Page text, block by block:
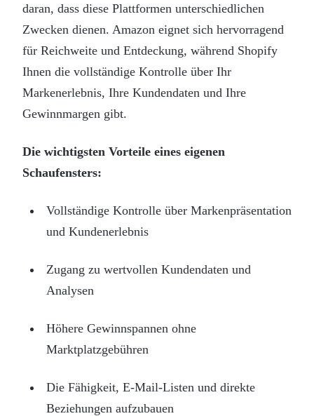
daran, dass diese Plattformen unterschiedlichen
Zwecken dienen. Amazon eignet sich hervorragend
für Reichweite und Entdeckung, während Shopify
Ihnen die vollständige Kontrolle über Ihr
Markenerlebnis, Ihre Kundendaten und Ihre
Gewinnmargen gibt.
Die wichtigsten Vorteile eines eigenen
Schaufensters:
Vollständige Kontrolle über Markenpräsentation
und Kundenerlebnis
Zugang zu wertvollen Kundendaten und
Analysen
Höhere Gewinnspannen ohne
Marktplatzgebühren
Die Fähigkeit, E-Mail-Listen und direkte
Beziehungen aufzubauen